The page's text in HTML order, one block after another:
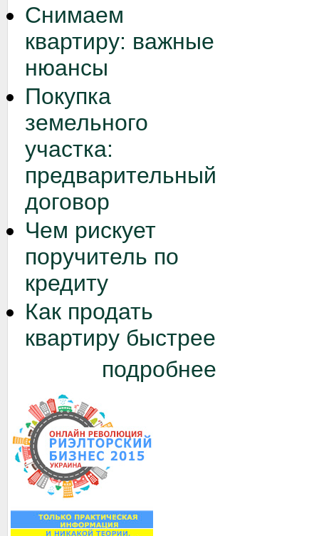
Снимаем
квартиру: важные
нюансы
Покупка
земельного
участка:
предварительный
договор
Чем рискует
поручитель по
кредиту
Как продать
квартиру быстрее
подробнее